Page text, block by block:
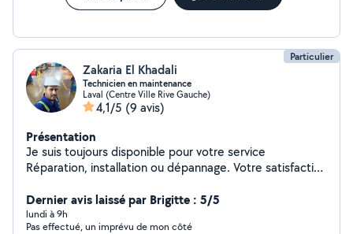
Particulier
Zakaria El Khadali
Technicien en maintenance
Laval (Centre Ville Rive Gauche)
4,1/5 (9 avis)
Présentation
Je suis toujours disponible pour votre service
Réparation, installation ou dépannage. Votre satisfaction
Dernier avis laissé par Brigitte : 5/5
lundi à 9h
Pas effectué, un imprévu de mon côté